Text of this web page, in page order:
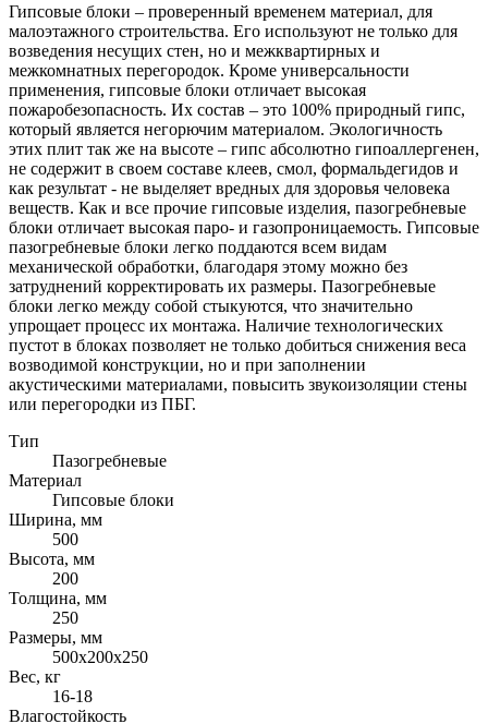
Гипсовые блоки – проверенный временем материал, для
малоэтажного строительства. Его используют не только для
возведения несущих стен, но и межквартирных и
межкомнатных перегородок. Кроме универсальности
применения, гипсовые блоки отличает высокая
пожаробезопасность. Их состав – это 100% природный гипс,
который является негорючим материалом. Экологичность
этих плит так же на высоте – гипс абсолютно гипоаллергенен,
не содержит в своем составе клеев, смол, формальдегидов и
как результат - не выделяет вредных для здоровья человека
веществ. Как и все прочие гипсовые изделия, пазогребневые
блоки отличает высокая паро- и газопроницаемость. Гипсовые
пазогребневые блоки легко поддаются всем видам
механической обработки, благодаря этому можно без
затруднений корректировать их размеры. Пазогребневые
блоки легко между собой стыкуются, что значительно
упрощает процесс их монтажа. Наличие технологических
пустот в блоках позволяет не только добиться снижения веса
возводимой конструкции, но и при заполнении
акустическими материалами, повысить звукоизоляции стены
или перегородки из ПБГ.
Тип
Пазогребневые
Материал
Гипсовые блоки
Ширина, мм
500
Высота, мм
200
Толщина, мм
250
Размеры, мм
500х200х250
Вес, кг
16-18
Влагостойкость